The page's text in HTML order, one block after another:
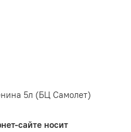
5л (БЦ Самолет)
сайте носит